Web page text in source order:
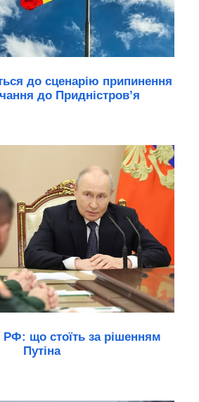
до сценарію припинення
до Придністров’я
РФ: що стоїть за рішенням
Путіна